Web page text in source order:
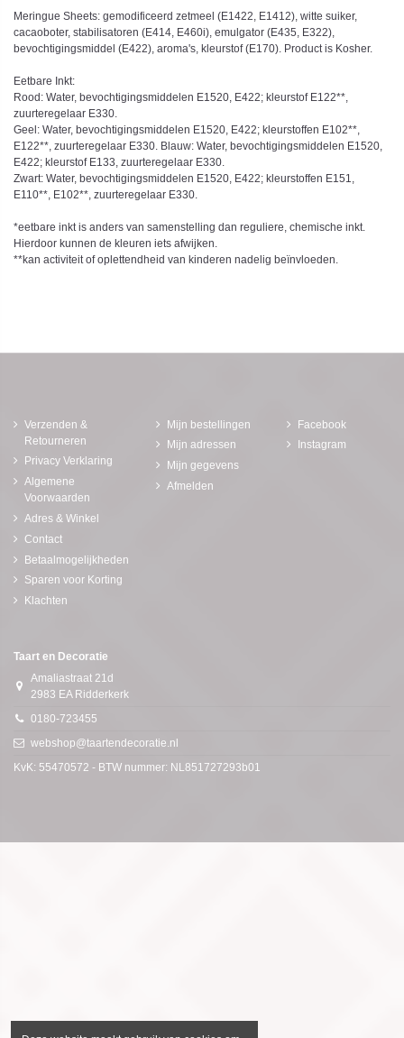
Meringue Sheets: gemodificeerd zetmeel (E1422, E1412), witte suiker,
cacaoboter, stabilisatoren (E414, E460i), emulgator (E435, E322),
bevochtigingsmiddel (E422), aroma's, kleurstof (E170). Product is Kosher.
Eetbare Inkt:
Rood: Water, bevochtigingsmiddelen E1520, E422; kleurstof E122**,
zuurteregelaar E330.
Geel: Water, bevochtigingsmiddelen E1520, E422; kleurstoffen E102**,
E122**, zuurteregelaar E330. Blauw: Water, bevochtigingsmiddelen E1520,
E422; kleurstof E133, zuurteregelaar E330.
Zwart: Water, bevochtigingsmiddelen E1520, E422; kleurstoffen E151,
E110**, E102**, zuurteregelaar E330.
*eetbare inkt is anders van samenstelling dan reguliere, chemische inkt.
Hierdoor kunnen de kleuren iets afwijken.
**kan activiteit of oplettendheid van kinderen nadelig beïnvloeden.
Verzenden &
Retourneren
Privacy Verklaring
Algemene
Voorwaarden
Adres & Winkel
Contact
Betaalmogelijkheden
Sparen voor Korting
Klachten
Mijn bestellingen
Mijn adressen
Mijn gegevens
Afmelden
Facebook
Instagram
Taart en Decoratie
Amaliastraat 21d
2983 EA Ridderkerk
0180-723455
webshop@taartendecoratie.nl
KvK: 55470572 - BTW nummer: NL851727293b01